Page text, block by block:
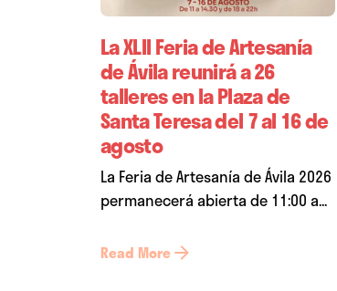
La XLII Feria de Artesanía
de Ávila reunirá a 26
talleres en la Plaza de
Santa Teresa del 7 al 16 de
agosto
La Feria de Artesanía de Ávila 2026
permanecerá abierta de 11:00 a...
Read More